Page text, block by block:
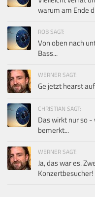
warum am Ende
ROB SAGT:
Von oben nach
Bass...
WERNER SAGT:
Ge jetzt hearst
CHRISTIAN SAGT:
Das wirkt nur so
bemerkt...
WERNER SAGT:
Ja, das war es.
Konzertbesucher!